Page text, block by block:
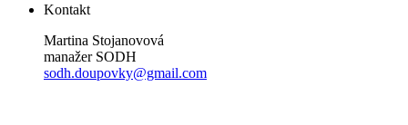
Kontakt
Martina Stojanovová
manažer SODH
sodh.doupovky@gmail.com